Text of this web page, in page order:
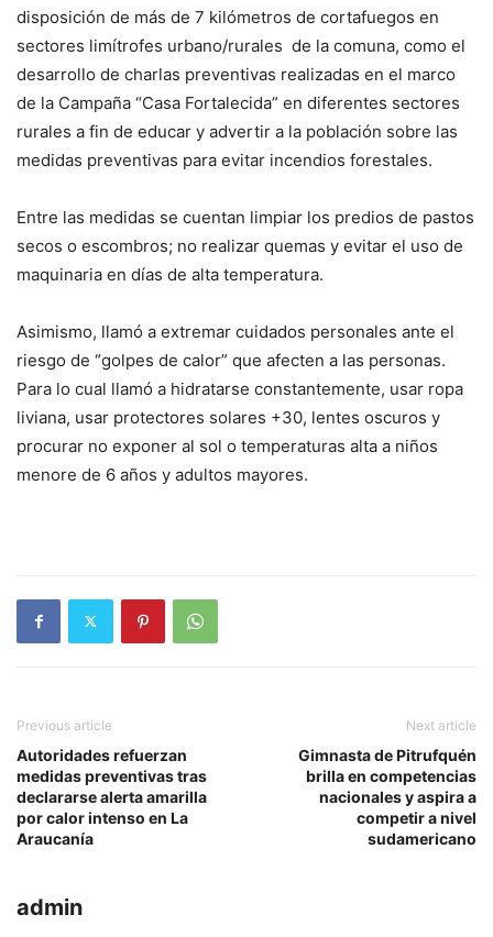
disposición de más de 7 kilómetros de cortafuegos en
sectores limítrofes urbano/rurales de la comuna, como el
desarrollo de charlas preventivas realizadas en el marco
de la Campaña “Casa Fortalecida” en diferentes sectores
rurales a fin de educar y advertir a la población sobre las
medidas preventivas para evitar incendios forestales.
Entre las medidas se cuentan limpiar los predios de pastos
secos o escombros; no realizar quemas y evitar el uso de
maquinaria en días de alta temperatura.
Asimismo, llamó a extremar cuidados personales ante el
riesgo de “golpes de calor” que afecten a las personas.
Para lo cual llamó a hidratarse constantemente, usar ropa
liviana, usar protectores solares +30, lentes oscuros y
procurar no exponer al sol o temperaturas alta a niños
menore de 6 años y adultos mayores.
Previous article
Autoridades refuerzan
medidas preventivas tras
declararse alerta amarilla
por calor intenso en La
Araucanía
Next article
Gimnasta de Pitrufquén
brilla en competencias
nacionales y aspira a
competir a nivel
sudamericano
admin